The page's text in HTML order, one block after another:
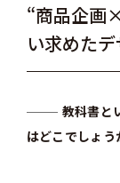
“商品企画
い求めた
教科書と
はどこでしょう